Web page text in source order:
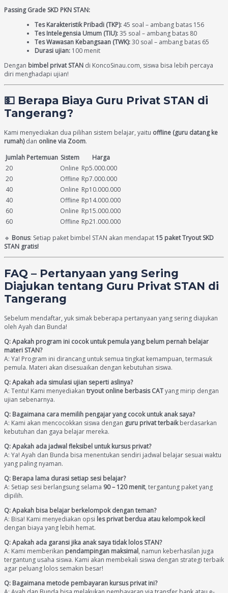
Passing Grade SKD PKN STAN:
Tes Karakteristik Pribadi (TKP): 45 soal – ambang batas 156
Tes Intelegensia Umum (TIU):35 soal – ambang batas 80
Tes Wawasan Kebangsaan (TWK):30 soal – ambang batas 65
Durasi ujian: 100 menit
Dengan bimbel privat STAN di KoncoSinau.com, siswa bisa lebih percaya
diri menghadapi ujian!
💵 Berapa Biaya Guru Privat STAN di
Tangerang?
Kami menyediakan dua pilihan sistem belajar, yaitu offline (guru datang ke
rumah)dan online via Zoom.
Jumlah Pertemuan Sistem
Harga
20
Online Rp5.000.000
20
Offline Rp7.000.000
40
Online Rp10.000.000
40
Offline Rp14.000.000
60
Online Rp15.000.000
60
Offline Rp21.000.000
🔹 Bonus: Setiap paket bimbel STAN akan mendapat15 paket Tryout SKD
STAN gratis!
FAQ – Pertanyaan yang Sering
Diajukan tentang Guru Privat STAN di
Tangerang
Sebelum mendaftar, yuk simak beberapa pertanyaan yang sering diajukan
oleh Ayah dan Bunda!
Q: Apakah program ini cocok untuk pemula yang belum pernah belajar
materi STAN?
A: Ya! Program ini dirancang untuk semua tingkat kemampuan, termasuk
pemula. Materi akan disesuaikan dengan kebutuhan siswa.
Q: Apakah ada simulasi ujian seperti aslinya?
A: Tentu! Kami menyediakan tryout online berbasis CATyang mirip dengan
ujian sebenarnya.
Q: Bagaimana cara memilih pengajar yang cocok untuk anak saya?
A: Kami akan mencocokkan siswa dengan guru privat terbaikberdasarkan
kebutuhan dan gaya belajar mereka.
Q: Apakah ada jadwal fleksibel untuk kursus privat?
A: Ya! Ayah dan Bunda bisa menentukan sendiri jadwal belajar sesuai waktu
yang paling nyaman.
Q: Berapa lama durasi setiap sesi belajar?
A: Setiap sesi berlangsung selama 90 – 120 menit, tergantung paket yang
dipilih.
Q: Apakah bisa belajar berkelompok dengan teman?
A: Bisa! Kami menyediakan opsi les privat berdua atau kelompok kecil
dengan biaya yang lebih hemat.
Q: Apakah ada garansi jika anak saya tidak lolos STAN?
A: Kami memberikan pendampingan maksimal, namun keberhasilan juga
tergantung usaha siswa. Kami akan membekali siswa dengan strategi terbaik
agar peluang lolos semakin besar!
Q: Bagaimana metode pembayaran kursus privat ini?